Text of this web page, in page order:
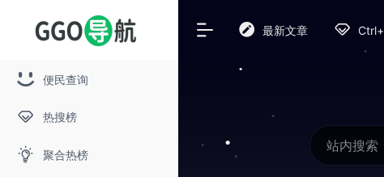
便民查询
热搜榜
聚合热榜
最新文章